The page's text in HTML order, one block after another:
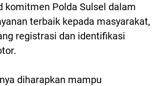
komitmen Polda Sulsel dalam
terbaik kepada masyarakat,
registrasi dan identifikasi
diharapkan mampu